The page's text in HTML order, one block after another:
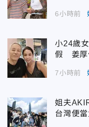
6小時前
小24歲
假 姜厚
7小時前
姐夫
台灣便